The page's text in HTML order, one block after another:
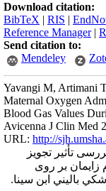
Download citation:
BibTeX | RIS |
Reference Manager|
Send citation to:
Mendeley
Yavangi M, Artimani
Maternal Oxygen
Blood Gas Values
Avicenna J Clin Med
URL: http://
تأثیر تجویز
زایمان بر روی
باليني ابن سينا.